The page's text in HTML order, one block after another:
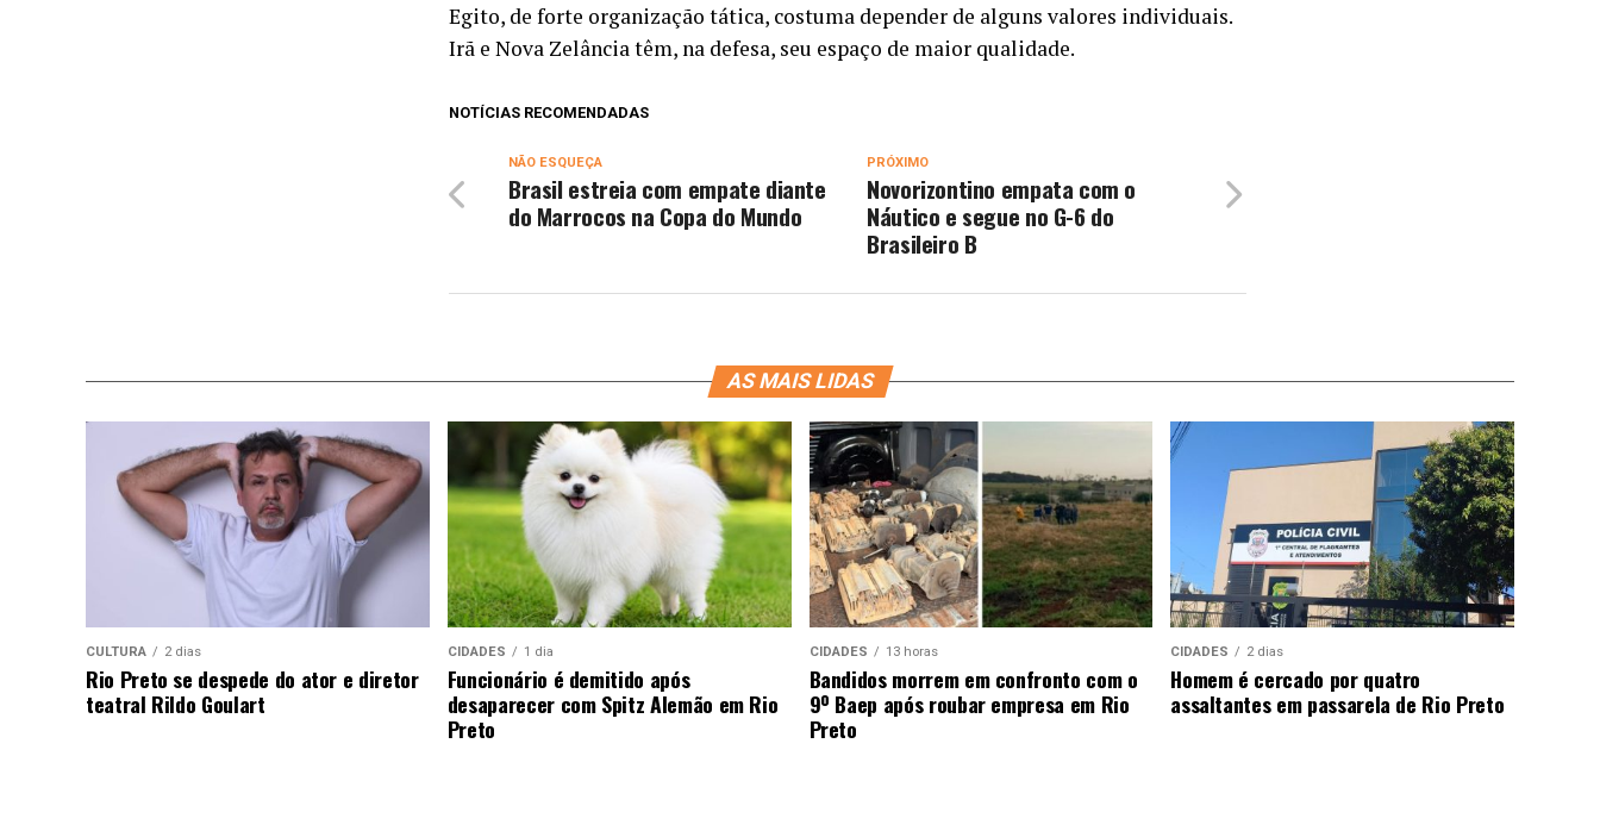
Egito, de forte organização tática, costuma depender de alguns valores individuais.
Irã e Nova Zelância têm, na defesa, seu espaço de maior qualidade.
NOTÍCIAS RECOMENDADAS
PRÓXIMO
Novorizontino empata com o
Náutico e segue no G-6 do
Brasileiro B
NÃO ESQUEÇA
Brasil estreia com empate diante
do Marrocos na Copa do Mundo
AS MAIS LIDAS
CULTURA 2 dias
Rio Preto se despede do ator e diretor
teatral Rildo Goulart
CIDADES 1 dia
Funcionário é demitido após
desaparecer com Spitz Alemão em Rio
Preto
CIDADES 13 horas
Bandidos morrem em confronto com o
9º Baep após roubar empresa em Rio
Preto
CIDADES 2 dias
Homem é cercado por quatro
assaltantes em passarela de Rio Preto